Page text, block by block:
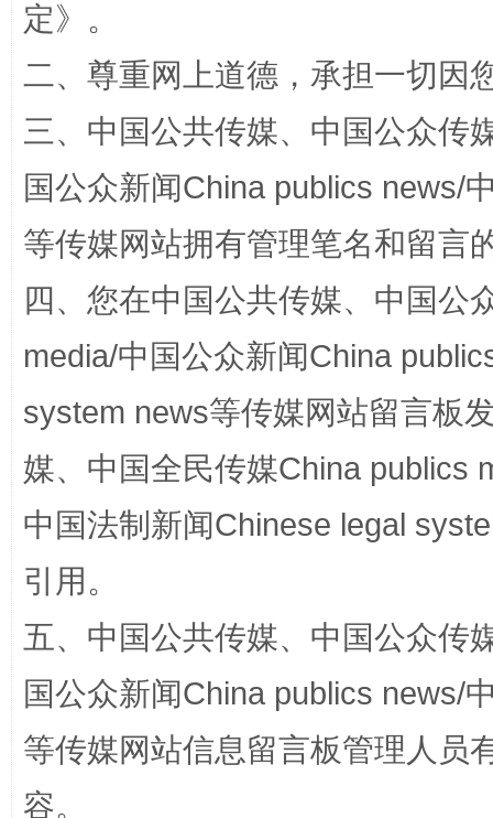
“蜀中异人”王建安的艺术幻境
完善运行机制助力责任有效落实 一纸欠
定》。
二、尊重网上道德，承担一切因
三、中国公共传媒、中国公众传
国公众新闻China publics news/
等传媒网站拥有管理笔名和留言
四、您在中国公共传媒、中国公
media/中国公众新闻China
system news等传媒网站留言板
媒、中国全民传媒China publics
中国法制新闻Chinese legal
引用。
五、中国公共传媒、中国公众传
国公众新闻China publics news/
等传媒网站信息留言板管理人员
容。